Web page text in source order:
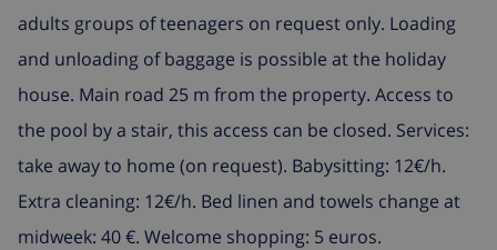
adults groups of teenagers on request only. Loading
and unloading of baggage is possible at the holiday
house. Main road 25 m from the property. Access to
the pool by a stair, this access can be closed. Services:
take away to home (on request). Babysitting: 12€/h.
Extra cleaning: 12€/h. Bed linen and towels change at
midweek: 40 €. Welcome shopping: 5 euros.